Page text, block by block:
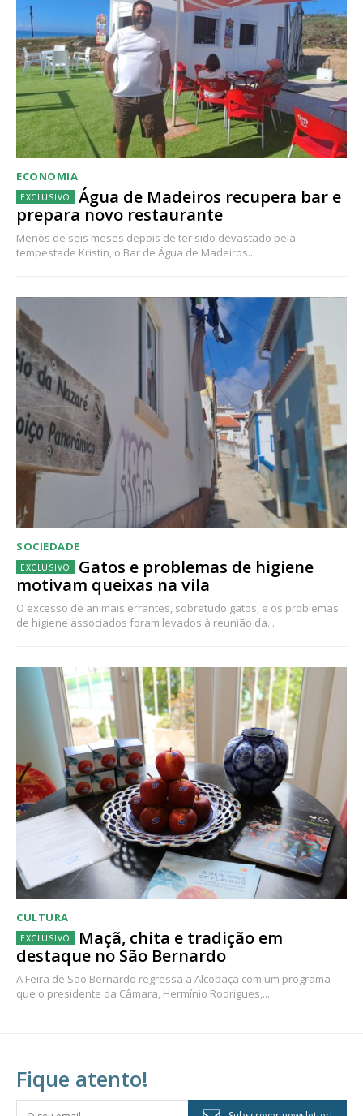
ECONOMIA
Água de Madeiros recupera bar e
prepara novo restaurante
Menos de seis meses depois de ter sido devastado pela
tempestade Kristin, o Bar de Água de Madeiros...
SOCIEDADE
Gatos e problemas de higiene
motivam queixas na vila
O excesso de animais errantes, sobretudo gatos, e os problemas
de higiene associados foram levados à reunião da...
CULTURA
Maçã, chita e tradição em
destaque no São Bernardo
A Feira de São Bernardo regressa a Alcobaça com um programa
que o presidente da Câmara, Hermínio Rodrigues,...
Fique atento!